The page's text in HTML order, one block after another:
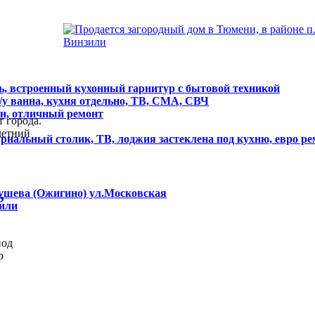
города.
встроенный кухонный гарнитур с бытовой техникой
у ванна, кухня отдельно, ТВ, СМА, СВЧ
отличный ремонт
столик, ТВ, лоджия застеклена под кухню, евро
(Ожигино) ул.Московская